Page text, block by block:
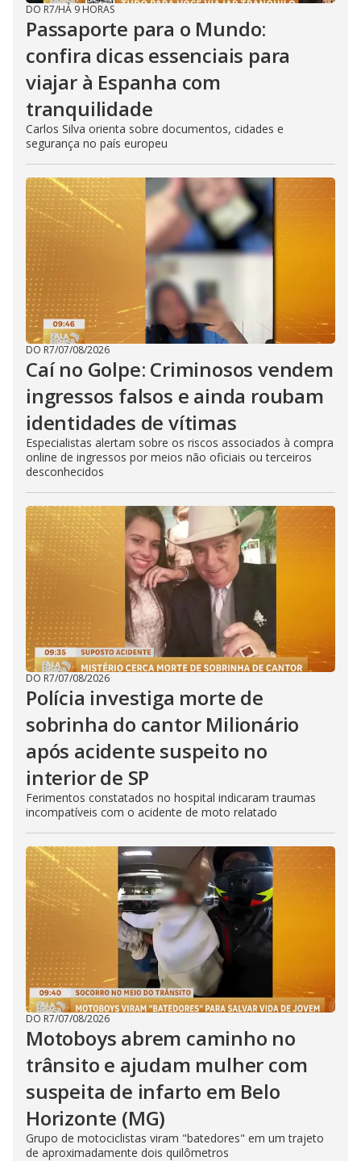
DO R7/HÁ 9 HORAS
Passaporte para o Mundo:
confira dicas essenciais para
viajar à Espanha com
tranquilidade
Carlos Silva orienta sobre documentos, cidades e
segurança no país europeu
DO R7/07/08/2026
Caí no Golpe: Criminosos vendem
ingressos falsos e ainda roubam
identidades de vítimas
Especialistas alertam sobre os riscos associados à compra
online de ingressos por meios não oficiais ou terceiros
desconhecidos
DO R7/07/08/2026
Polícia investiga morte de
sobrinha do cantor Milionário
após acidente suspeito no
interior de SP
Ferimentos constatados no hospital indicaram traumas
incompatíveis com o acidente de moto relatado
DO R7/07/08/2026
Motoboys abrem caminho no
trânsito e ajudam mulher com
suspeita de infarto em Belo
Horizonte (MG)
Grupo de motociclistas viram "batedores" em um trajeto
de aproximadamente dois quilômetros